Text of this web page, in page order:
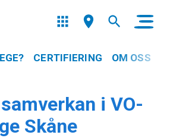
CERTIFIERING OM OSS
i VO-
Skåne